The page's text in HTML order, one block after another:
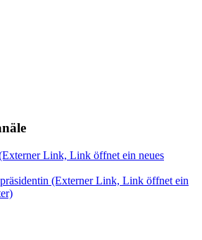
Link, Link öffnet ein neues
(Externer Link, Link öffnet ein